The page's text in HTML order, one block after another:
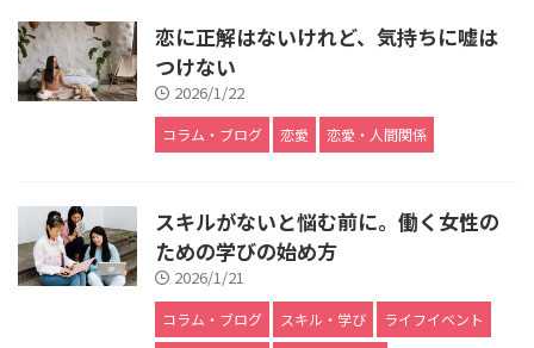
恋に正解はないけれど、気持ちに嘘は
つけない
2026/1/22
コラム・ブログ 恋愛 恋愛・人間関係
スキルがないと悩む前に。働く女性の
ための学びの始め方
2026/1/21
コラム・ブログ スキル・学び
ライフイベント